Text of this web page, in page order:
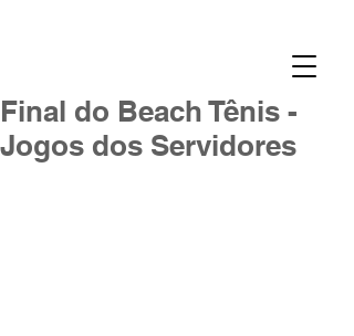
Final do Beach Tênis -
Jogos dos Servidores